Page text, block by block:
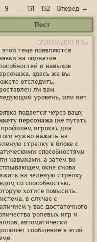
9 … 131 132 Вперед →
Пост
20.07.2010 11:35
теме появляются
на поднятие
и навыков
здесь же вы
отследить,
ли вам
уровень, или нет.
подается через вашу
персонажа (не путать
профилем игрока), для
нужно нажать на
стрелку в блоке с
способностями
навыками, а затем во
окне снова
на зеленую стрелку
со способностью,
хотите повысить.
в случае с
у вас достаточного
ролевых игр и
автоматически
сообщение в этой